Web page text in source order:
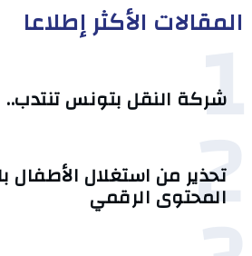
المقالات الأكثر إطلاعا
1
شركة النقل بتونس تنتدب..
2
تحذير من استغلال الأطفال
المحتوى الرقمي